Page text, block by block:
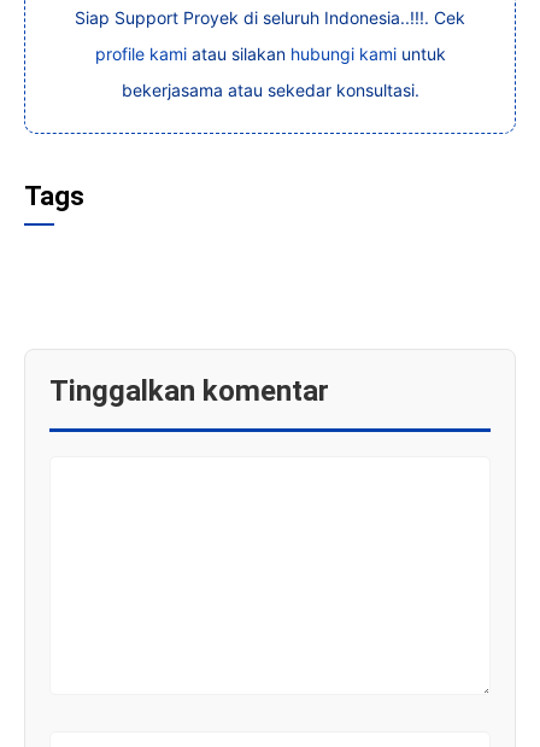
Siap Support Proyek di seluruh Indonesia..!!!. Cek
profile kamiatau silakan hubungi kamiuntuk
bekerjasama atau sekedar konsultasi.
Tags
Tinggalkan komentar